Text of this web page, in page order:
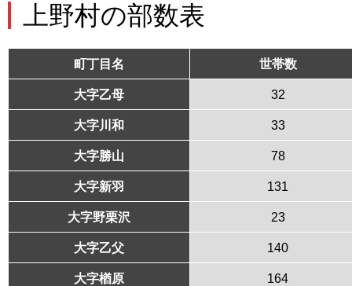
上野村の部数表
町丁目名 世帯数
大字乙母 32
大字川和 33
大字勝山 78
大字新羽 131
大字野栗沢 23
大字乙父 140
大字楢原 164